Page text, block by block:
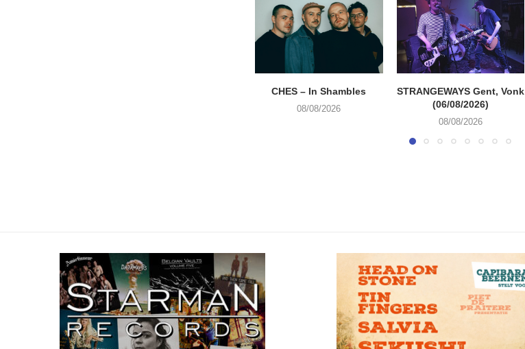
CHES – In Shambles
08/08/2026
STRANGEWAYS Gent, Vonk
(06/08/2026)
08/08/2026